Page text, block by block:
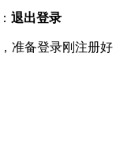
退出登录
准备登录刚注册好